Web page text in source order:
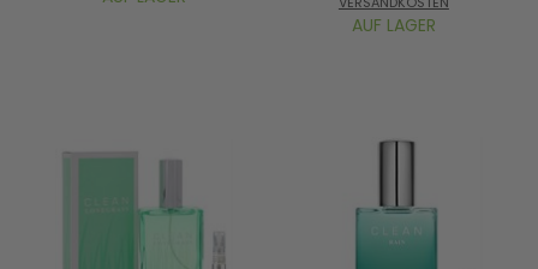
AUF LAGER